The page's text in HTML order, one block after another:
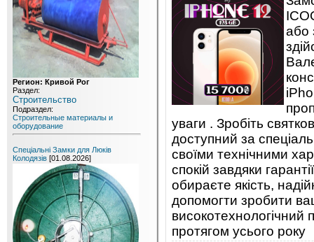
Регион: Кривой Рог
Раздел:
Строительство
Подраздел:
Строительные материалы и
оборудование
Спеціальні Замки для Люків
Колодязів [01.08.2026]
або
уваги . Зробіть
доступний за
своїми технічними
спокій завдяки
обираєте якість,
допомогти зробити
високотехнологічний
протягом усього року